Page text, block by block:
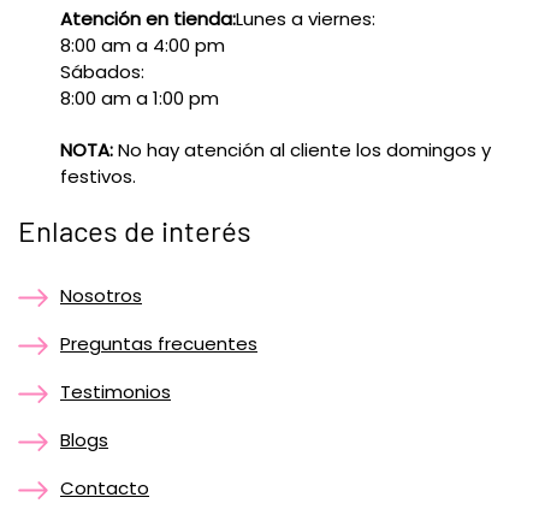
Atención en tienda:Lunes a viernes:
8:00 am a 4:00 pm
Sábados:
8:00 am a 1:00 pm
NOTA:No hay atención al cliente los domingos y
festivos.
Enlaces de interés
Nosotros
Preguntas frecuentes
Testimonios
Blogs
Contacto